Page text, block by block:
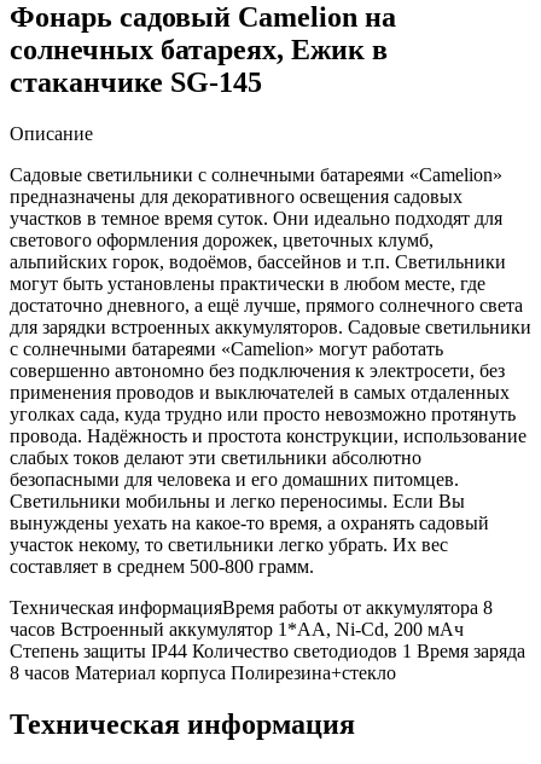
Фонарь садовый Camelion на
солнечных батареях, Ежик в
стаканчике SG-145
Описание
Садовые светильники с солнечными батареями «Camelion»
предназначены для декоративного освещения садовых
участков в темное время суток. Они идеально подходят для
светового оформления дорожек, цветочных клумб,
альпийских горок, водоёмов, бассейнов и т.п. Светильники
могут быть установлены практически в любом месте, где
достаточно дневного, а ещё лучше, прямого солнечного света
для зарядки встроенных аккумуляторов. Садовые светильники
с солнечными батареями «Camelion» могут работать
совершенно автономно без подключения к электросети, без
применения проводов и выключателей в самых отдаленных
уголках сада, куда трудно или просто невозможно протянуть
провода. Надёжность и простота конструкции, использование
слабых токов делают эти светильники абсолютно
безопасными для человека и его домашних питомцев.
Светильники мобильны и легко переносимы. Если Вы
вынуждены уехать на какое-то время, а охранять садовый
участок некому, то светильники легко убрать. Их вес
составляет в среднем 500-800 грамм.
Техническая информацияВремя работы от аккумулятора 8
часов Встроенный аккумулятор 1*AA, Ni-Cd, 200 мАч
Степень защиты IP44 Количество светодиодов 1 Время заряда
8 часов Материал корпуса Полирезина+стекло
Техническая информация